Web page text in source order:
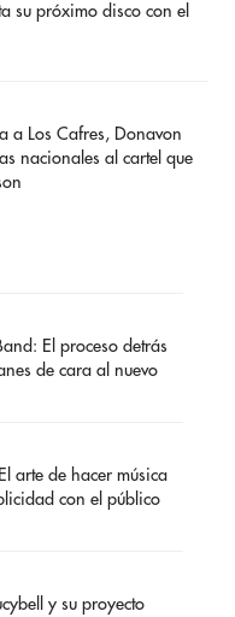
su próximo disco con el
a Los Cafres, Donavon
nacionales al cartel que
El proceso detrás
de cara al nuevo
arte de hacer música
con el público
y su proyecto